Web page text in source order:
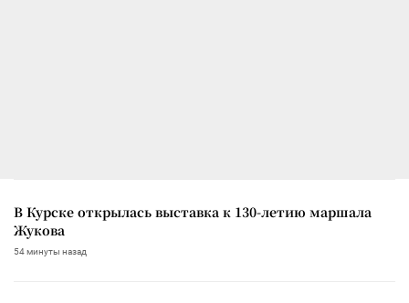
В Курске открылась выставка к 130-летию маршала
Жукова
54 минуты назад